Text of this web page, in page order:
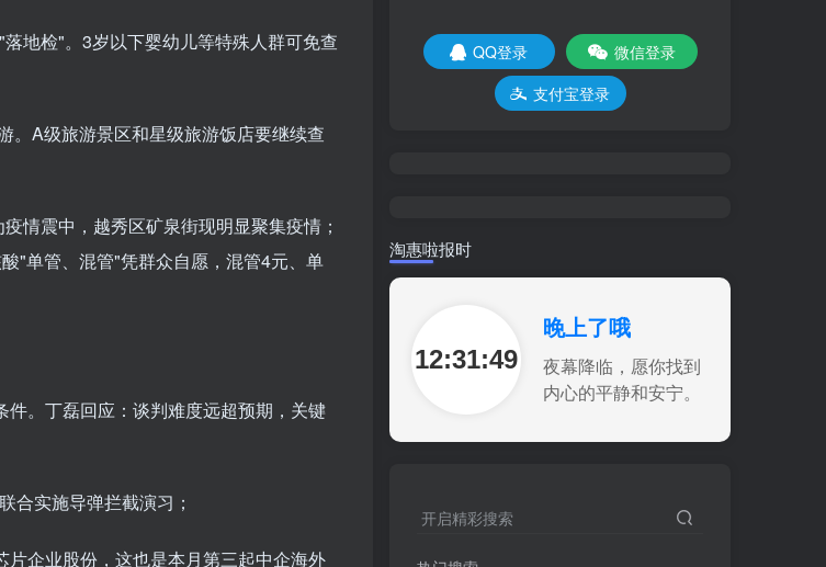
地检"。3岁以下婴幼儿等特殊人群可免查
。A级旅游景区和星级旅游饭店要继续查
情震中，越秀区矿泉街现明显聚集疫情；
"单管、混管"凭群众自愿，混管4元、单
。丁磊回应：谈判难度远超预期，关键
合实施导弹拦截演习；
企业股份，这也是本月第三起中企海外
QQ登录
微信登录
支付宝登录
淘惠啦报时
12:31:50
晚上了哦
夜幕降临，愿你找到
内心的平静和安宁。
开启精彩搜索